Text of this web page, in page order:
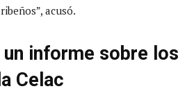
acusó.
informe sobre los
Celac